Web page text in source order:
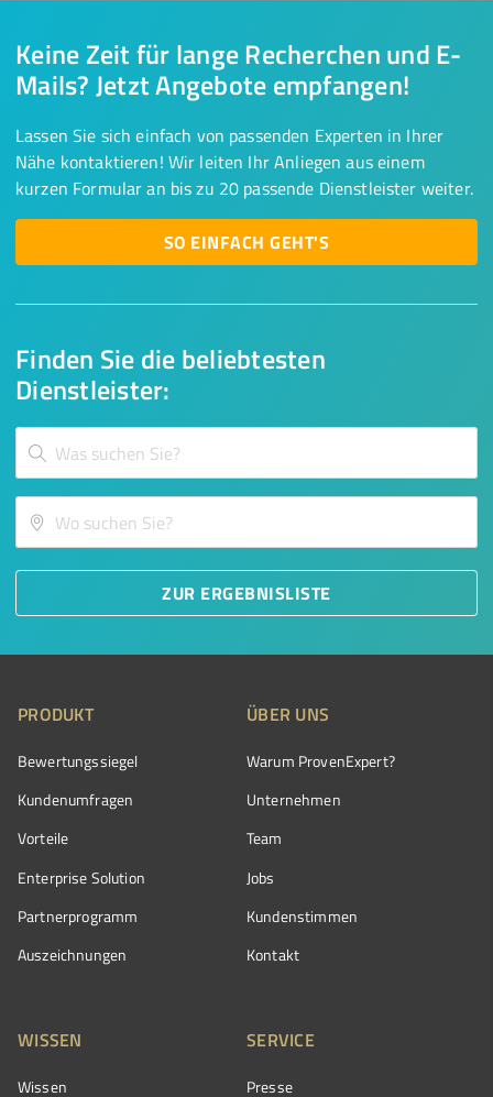
Finden Sie die beliebtesten
Dienstleister:
ZUR ERGEBNISLISTE
Keine Zeit für lange Recherchen und E-
Mails? Jetzt Angebote empfangen!
Lassen Sie sich einfach von passenden Experten in Ihrer
Nähe kontaktieren! Wir leiten Ihr Anliegen aus einem
kurzen Formular an bis zu 20 passende Dienstleister weiter.
SO EINFACH GEHT'S
PRODUKT
Bewertungssiegel
Kundenumfragen
Vorteile
Enterprise Solution
Partnerprogramm
Auszeichnungen
ÜBER UNS
Warum ProvenExpert?
Unternehmen
Team
Jobs
Kundenstimmen
Kontakt
WISSEN
Wissen
SERVICE
Presse